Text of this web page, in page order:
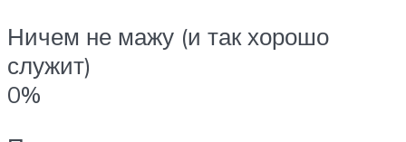
Ничем не мажу (и так хорошо
служит)
0%